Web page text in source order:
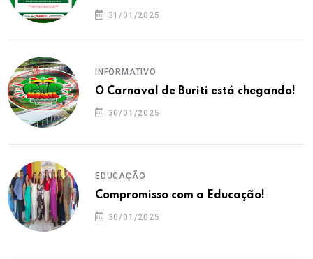
31/01/2025
INFORMATIVO
O Carnaval de Buriti está chegando!
30/01/2025
EDUCAÇÃO
Compromisso com a Educação!
30/01/2025